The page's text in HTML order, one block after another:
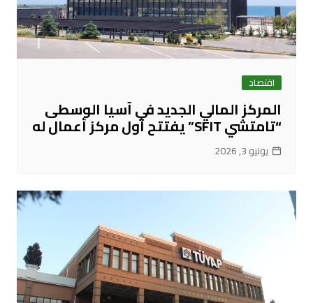
اقتصاد
المركز المالي الجديد في آسيا الوسطى
“تامتشي SFIT” يفتتح أول مركز أعمال له
يونيو 3, 2026